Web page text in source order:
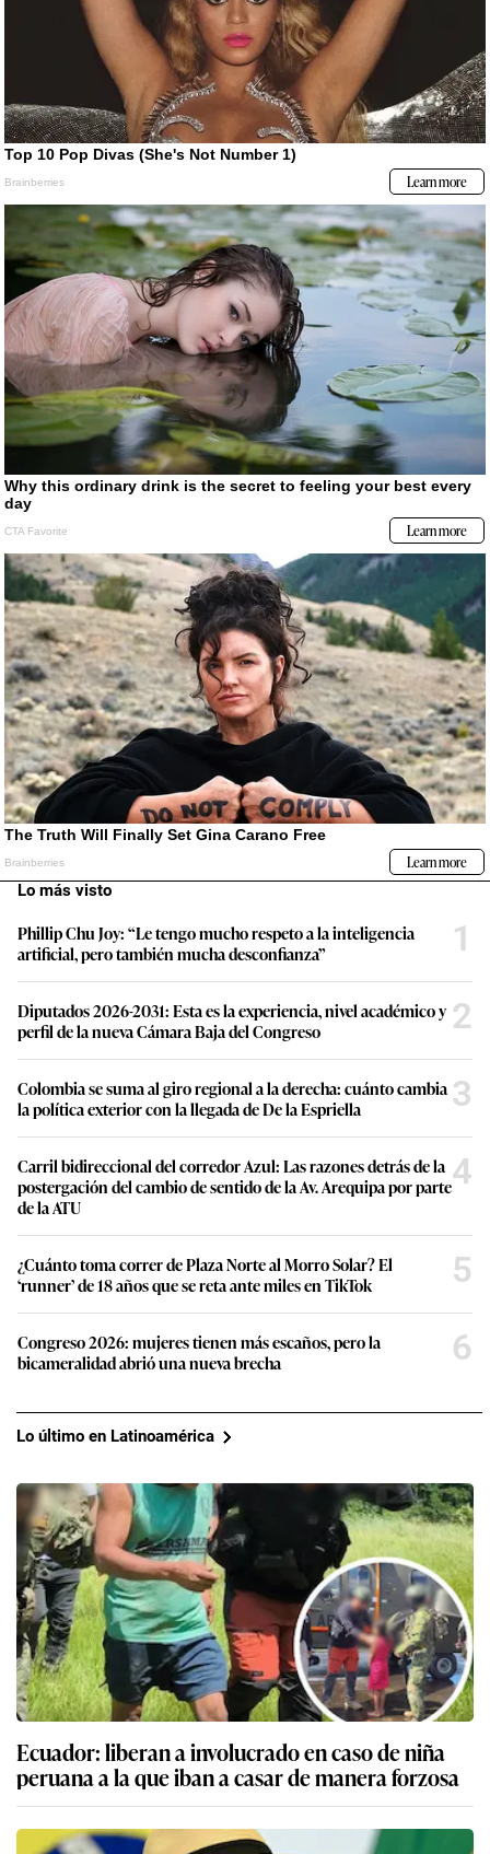
Lo más visto
Phillip Chu Joy: “Le tengo mucho respeto a la inteligencia
artificial, pero también mucha desconfianza”
1
Diputados 2026-2031: Esta es la experiencia, nivel académico y
perfil de la nueva Cámara Baja del Congreso
2
Colombia se suma al giro regional a la derecha: cuánto cambia
la política exterior con la llegada de De la Espriella
3
Carril bidireccional del corredor Azul: Las razones detrás de la
postergación del cambio de sentido de la Av. Arequipa por parte
de la ATU
4
¿Cuánto toma correr de Plaza Norte al Morro Solar? El
‘runner’ de 18 años que se reta ante miles en TikTok
5
Congreso 2026: mujeres tienen más escaños, pero la
bicameralidad abrió una nueva brecha
6
Lo último en Latinoamérica
Ecuador: liberan a involucrado en caso de niña
peruana a la que iban a casar de manera forzosa